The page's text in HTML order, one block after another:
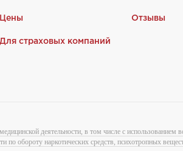
Цены Отзывы
Для страховых компаний
деятельности, в том числе с
по обороту наркотических средств, психотропных